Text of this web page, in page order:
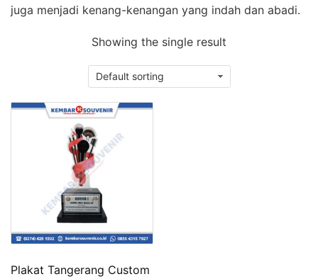
juga menjadi kenang-kenangan yang indah dan abadi.
Showing the single result
Plakat Tangerang Custom